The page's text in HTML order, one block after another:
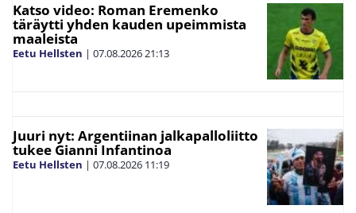
Katso video: Roman Eremenko
täräytti yhden kauden upeimmista
maaleista
Eetu Hellsten | 07.08.202621:13
Juuri nyt: Argentiinan jalkapalloliitto
tukee Gianni Infantinoa
Eetu Hellsten | 07.08.2026 11:19